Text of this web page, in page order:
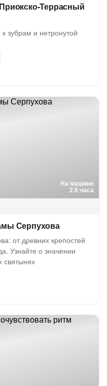
Террасный
зубрам и нетронутой
На машине
2.5 часа
Серпухова
от древних крепостей
Узнайте о значении
святынях